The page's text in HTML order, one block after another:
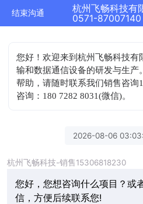
结束沟通
0571-87007140
您好！欢迎来到杭州飞畅科技
输和数据通信设备的研发与生
帮助，请随时联系我们销售咨询
咨询：180 7282 8031(微信)。
2026-08-06
杭州飞畅科技-销售15306818230
您好，您想咨询什么项目？或
信，方便后续联系您!